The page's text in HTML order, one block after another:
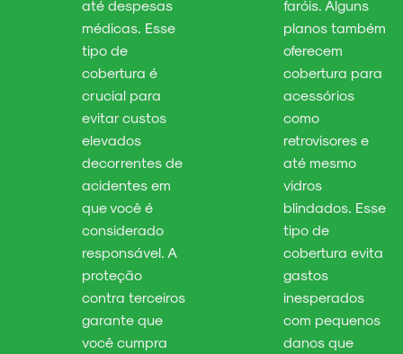
até despesas
médicas. Esse
tipo de
cobertura é
crucial para
evitar custos
elevados
decorrentes de
acidentes em
que você é
considerado
responsável. A
proteção
contra terceiros
garante que
você cumpra
faróis. Alguns
planos também
oferecem
cobertura para
acessórios
como
retrovisores e
até mesmo
vidros
blindados. Esse
tipo de
cobertura evita
gastos
inesperados
com pequenos
danos que